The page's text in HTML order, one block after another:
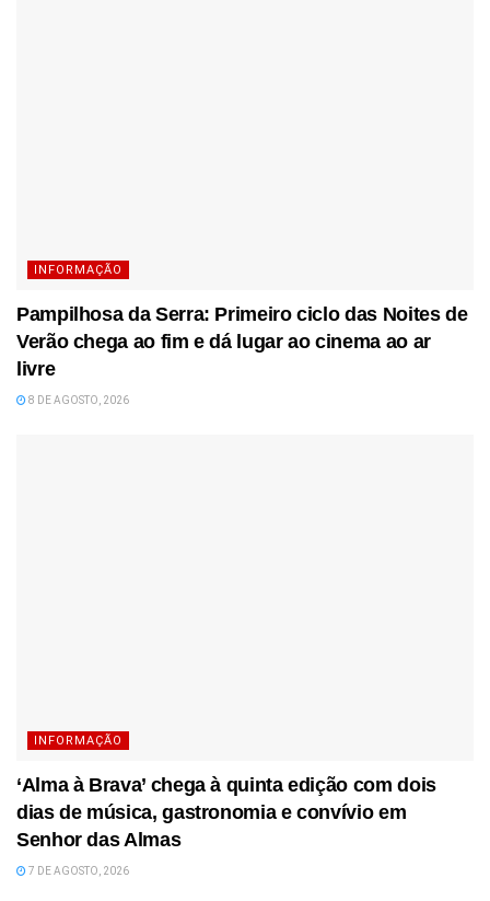
INFORMAÇÃO
Pampilhosa da Serra: Primeiro ciclo das Noites de
Verão chega ao fim e dá lugar ao cinema ao ar
livre
8 DE AGOSTO, 2026
INFORMAÇÃO
‘Alma à Brava’ chega à quinta edição com dois
dias de música, gastronomia e convívio em
Senhor das Almas
7 DE AGOSTO, 2026